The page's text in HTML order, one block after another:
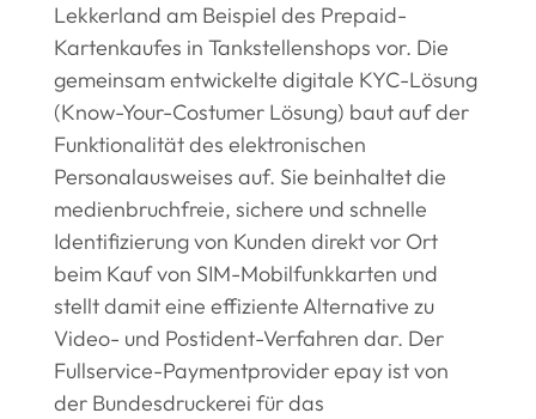
Lekkerland am Beispiel des Prepaid-
Kartenkaufes in Tankstellenshops vor. Die
gemeinsam entwickelte digitale KYC-Lösung
(Know-Your-Costumer Lösung) baut auf der
Funktionalität des elektronischen
Personalausweises auf. Sie beinhaltet die
medienbruchfreie, sichere und schnelle
Identifizierung von Kunden direkt vor Ort
beim Kauf von SIM-Mobilfunkkarten und
stellt damit eine effiziente Alternative zu
Video- und Postident-Verfahren dar. Der
Fullservice-Paymentprovider epay ist von
der Bundesdruckerei für das